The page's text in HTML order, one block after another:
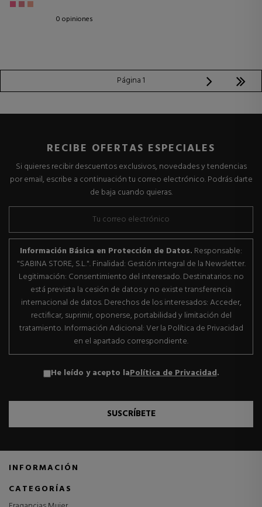
0 opiniones
Página 1
RECIBE OFERTAS ESPECIALES
Si quieres recibir descuentos exclusivos, novedades y tendencias
por email, escribe a continuación tu correo electrónico. Podrás darte
de baja cuando quieras.
Información Básica en Protección de Datos. Responsable:
"SABINA STORE, S.L.". Finalidad: Gestión integral de la Newsletter.
Legitimación: Consentimiento del interesado. Destinatarios: no
está prevista la cesión de datos y no existe transferencia
internacional de datos. Derechos de los interesados: Acceder,
rectificar, suprimir, oponerse, portabilidad y limitación del
tratamiento. Información Adicional: Ver la Política de Privacidad
en el apartado correspondiente.
He leído y acepto laPolítica de Privacidad.
SUSCRÍBETE
INFORMACIÓN
CATEGORÍAS